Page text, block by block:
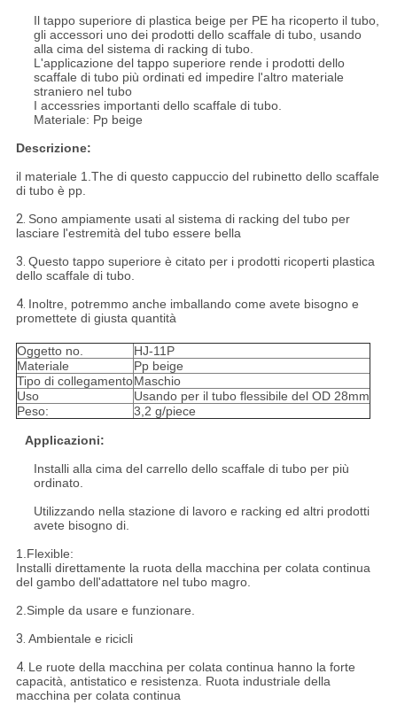
Il tappo superiore di plastica beige per PE ha ricoperto il tubo,
gli accessori uno dei prodotti dello scaffale di tubo, usando
alla cima del sistema di racking di tubo.
L'applicazione del tappo superiore rende i prodotti dello
scaffale di tubo più ordinati ed impedire l'altro materiale
straniero nel tubo
I accessries importanti dello scaffale di tubo.
Materiale: Pp beige
Descrizione:
il materiale 1.The di questo cappuccio del rubinetto dello scaffale
di tubo è pp.
2. Sono ampiamente usati al sistema di racking del tubo per
lasciare l'estremità del tubo essere bella
3. Questo tappo superiore è citato per i prodotti ricoperti plastica
dello scaffale di tubo.
4. Inoltre, potremmo anche imballando come avete bisogno e
promettete di giusta quantità
Oggetto no.
HJ-11P
Materiale
Pp beige
Tipo di collegamentoMaschio
Uso
Usando per il tubo flessibile del OD 28mm
Peso:
3,2 g/piece
Applicazioni:
Installi alla cima del carrello dello scaffale di tubo per più
ordinato.
Utilizzando nella stazione di lavoro e racking ed altri prodotti
avete bisogno di.
1.Flexible:
Installi direttamente la ruota della macchina per colata continua
del gambo dell'adattatore nel tubo magro.
2.Simple da usare e funzionare.
3. Ambientale e ricicli
4. Le ruote della macchina per colata continua hanno la forte
capacità, antistatico e resistenza. Ruota industriale della
macchina per colata continua